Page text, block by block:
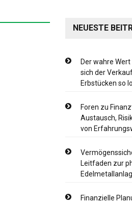
NEUESTE
Der wahre
sich der
Erbstücken so
Foren zu
Austausch,
von
Leitfaden zur
Finanzielle